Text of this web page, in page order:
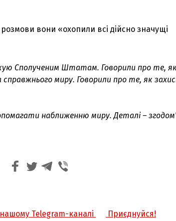
вони «охопили всі дійсно значущі
Сполученим Штатам. Говорили про те, як
миру. Говорили про те, як
наближенню миру. Деталі –
Telegram-каналі Приєднуйся!